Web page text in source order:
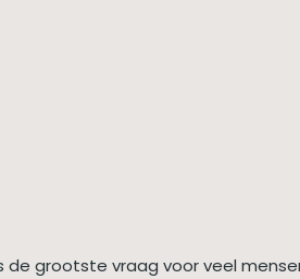
grootste vraag voor veel